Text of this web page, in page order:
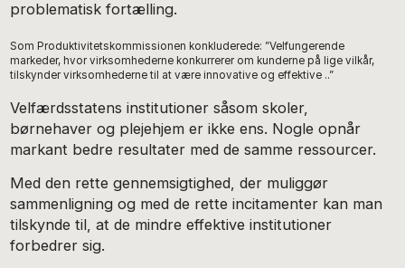
problematisk fortælling.
Som Produktivitetskommissionen konkluderede: ”Velfungerende
markeder, hvor virksomhederne konkurrerer om kunderne på lige vilkår,
tilskynder virksomhederne til at være innovative og effektive ..”
Velfærdsstatens institutioner såsom skoler,
børnehaver og plejehjem er ikke ens. Nogle opnår
markant bedre resultater med de samme ressourcer.
Med den rette gennemsigtighed, der muliggør
sammenligning og med de rette incitamenter kan man
tilskynde til, at de mindre effektive institutioner
forbedrer sig.